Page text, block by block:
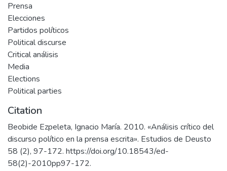
Prensa
Elecciones
Partidos políticos
Political discurse
Critical análisis
Media
Elections
Political parties
Citation
Beobide Ezpeleta, Ignacio María. 2010. «Análisis crítico del
discurso político en la prensa escrita». Estudios de Deusto
58 (2), 97-172. https://doi.org/10.18543/ed-
58(2)-2010pp97-172.